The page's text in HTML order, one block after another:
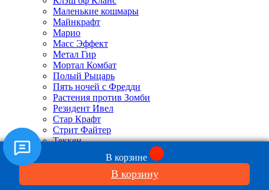
В корзине
В корзину
Маленькие кошмары
Майнкрафт
Марио
Масс Эффект
Метал Гир
Мортал Комбат
Полый Рыцарь
Пять ночей с Фредди
Растения против Зомби
Резидент Ивел
Стар Крафт
Стрит Файтер
Теккен
Фортнайт
Хало